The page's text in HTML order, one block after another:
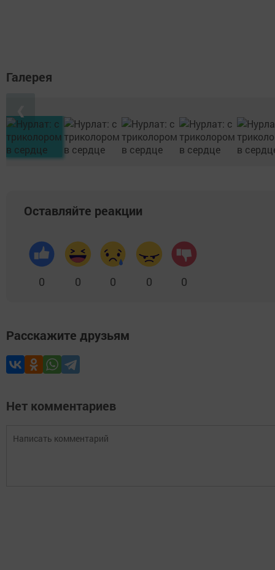
Галерея
Оставляйте реакции
0 0 0 0 0
Расскажите друзьям
Нет комментариев